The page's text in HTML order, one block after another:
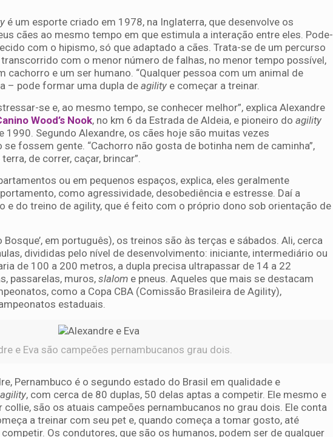
é um esporte criado em 1978, na Inglaterra, que desenvolve os
cães ao mesmo tempo em que estimula a interação entre eles. Pode-
com o hipismo, só que adaptado a cães. Trata-se de um percurso
com o menor número de falhas, no menor tempo possível,
cachorro e um ser humano. “Qualquer pessoa com um animal de
– pode formar uma dupla deagilitye começar a treinar.
se e, ao mesmo tempo, se conhecer melhor”, explica Alexandre
Wood’s Nook, no km 6 da Estrada de Aldeia, e pioneiro do agility
1990. Segundo Alexandre, os cães hoje são muitas vezes
fossem gente. “Cachorro não gosta de botinha nem de caminha”,
de correr, caçar, brincar”.
ou em pequenos espaços, explica, eles geralmente
como agressividade, desobediência e estresse. Daí a
e do treino de agility, que é feito com o próprio dono sob orientação de
Bosque’, em português), os treinos são às terças e sábados. Ali, cerca
divididas pelo nível de desenvolvimento: iniciante, intermediário ou
de 100 a 200 metros, a dupla precisa ultrapassar de 14 a 22
passarelas, muros,slalome pneus. Aqueles que mais se destacam
como a Copa CBA (Comissão Brasileira de Agility),
estaduais.
e Eva são campeões pernambucanos grau dois.
Pernambuco é o segundo estado do Brasil em qualidade e
agility, com cerca de 80 duplas, 50 delas aptas a competir. Ele mesmo e
collie, são os atuais campeões pernambucanos no grau dois. Ele conta
a treinar com seu pet e, quando começa a tomar gosto, até
Os condutores, que são os humanos, podem ser de qualquer